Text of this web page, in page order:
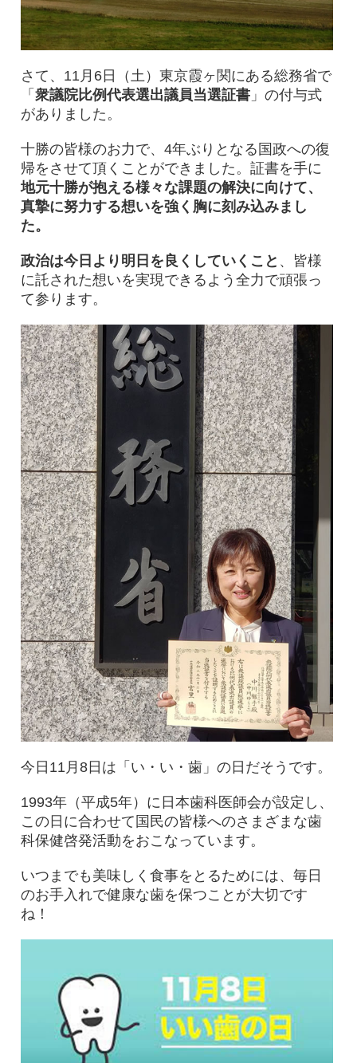
さて、11月6日（土）東京霞ヶ関にある総務省で
「 衆議院比例代表選出議員当選証書」の付与式
がありました。
十勝の皆様のお力で、4年ぶりとなる国政への復
帰をさせて頂くことができました。証書を手に
地元十勝が抱える様々な課題の解決に向けて、
真摯に努力する想いを強く胸に刻み込みまし
た。
政治は今日より明日を良くしていくこと 、皆様
に託された想いを実現できるよう全力で頑張っ
て参ります。
今日11月8日は「い・い・歯」の日だそうです。
1993年（平成5年）に日本歯科医師会が設定し、
この日に合わせて国民の皆様へのさまざまな歯
科保健啓発活動をおこなっています。
いつまでも美味しく食事をとるためには、毎日
のお手入れで健康な歯を保つことが大切です
ね！